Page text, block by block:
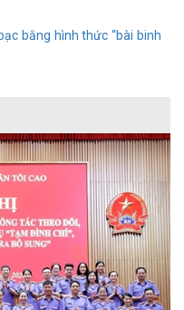
bằng hình thức “bài binh